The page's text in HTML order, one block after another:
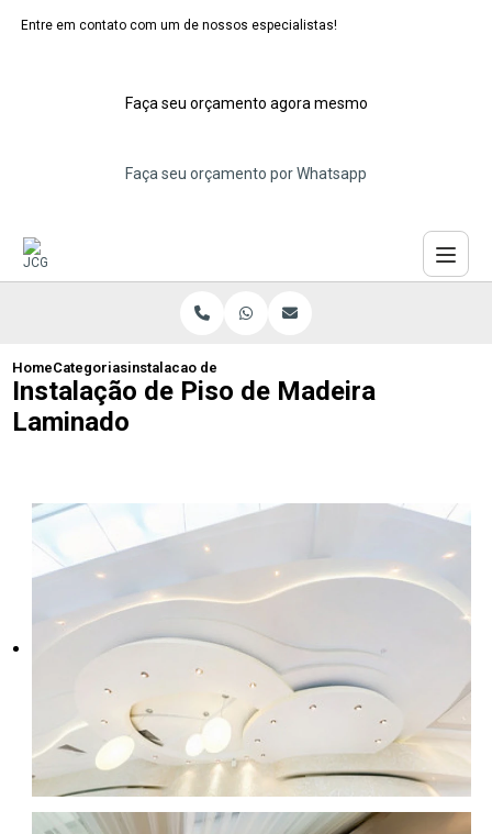
Entre em contato com um de nossos especialistas!
Faça seu orçamento agora mesmo
Faça seu orçamento por Whatsapp
HomeCategoriasinstalacao de piso de madeira laminado
Instalação de Piso de Madeira
Laminado